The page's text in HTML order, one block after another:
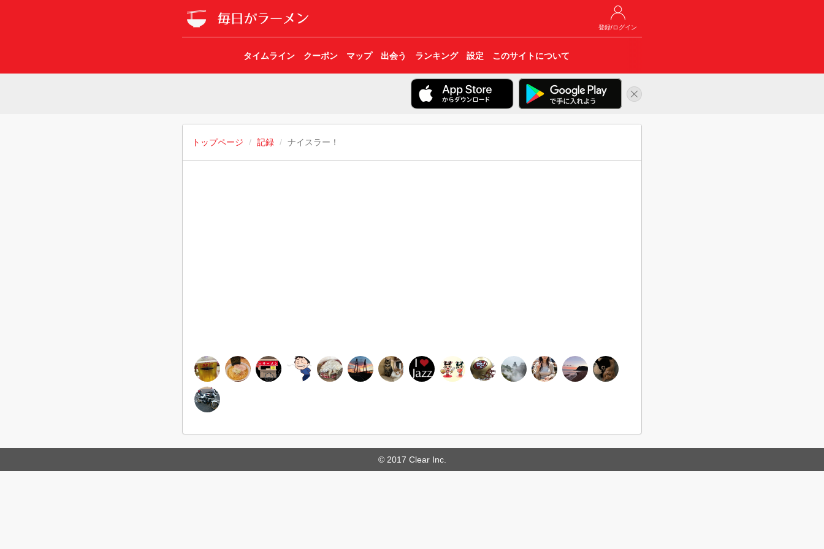
登録/ログイン
タイムライン クーポン マップ 出会う ランキング 設定 このサイトについて
トップページ 記録 ナイスラー！
© 2017 Clear Inc.